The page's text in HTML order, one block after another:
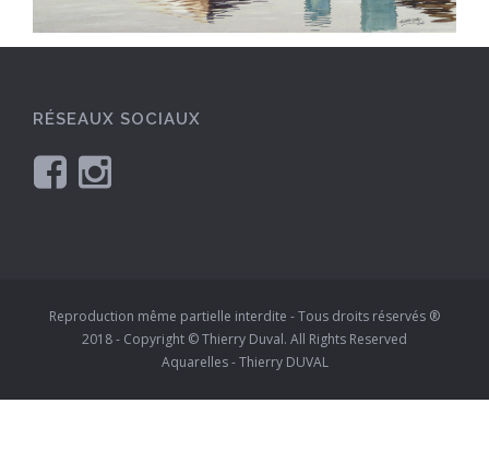
RÉSEAUX SOCIAUX
Reproduction même partielle interdite - Tous droits réservés ®
2018 - Copyright © Thierry Duval. All Rights Reserved
Aquarelles - Thierry DUVAL